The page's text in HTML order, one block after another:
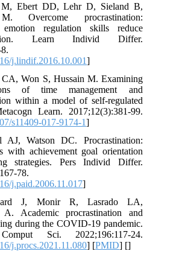
M, Ebert DD, Lehr D, Sieland B,
Overcome procrastination:
emotion regulation skills reduce
Learn Individ Differ.
8.
j.lindif.2016.10.001
CA, Won S, Hussain M. Examining
of time management and
within a model of self-regulated
Learn. 2017;12(3):381-99.
s11409-017-9174-1
AJ, Watson DC. Procrastination:
with achievement goal orientation
strategies. Pers Individ Differ.
78.
j.paid.2006.11.017
J, Monir R, Lasrado LA,
A. Academic procrastination and
during the COVID-19 pandemic.
Comput Sci. 2022;196:117-24.
j.procs.2021.11.080] [PMID] [